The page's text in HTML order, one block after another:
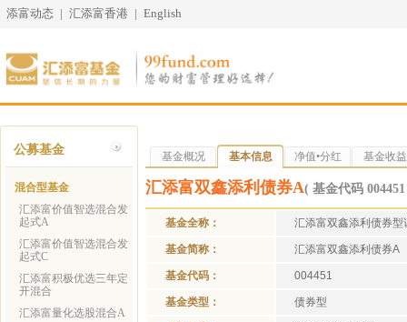
添富动态 | 汇添富香港 | English
公募基金
混合型基金
汇添富价值智选混合发
起式A
汇添富价值智选混合发
起式C
汇添富积极优选三年定
开混合
汇添富量化选股混合A
基金概况 基本信息 净值•分红 基金收益
汇添富双鑫添利债券A( 基金代码
基金全称： 汇添富双鑫添利债券
基金简称： 汇添富双鑫添利债券A
基金代码： 004451
基金类型： 债券型